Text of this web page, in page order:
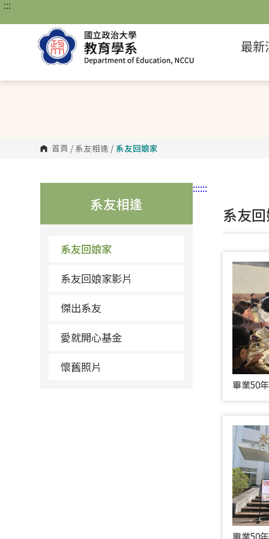
跳
主
:::
最新
首頁 / 系友相逢 / 系友回娘家
:::
系友相逢
系友回娘家
系友回娘家影片
傑出系友
愛就開心基金
懷舊照片
:::
系友
畢業50
畢業50